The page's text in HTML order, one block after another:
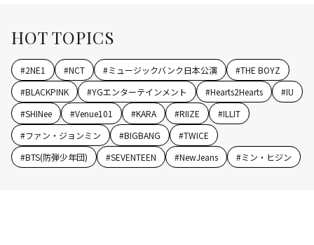
HOT TOPICS
#2NE1 #NCT #ミュージックバンク日本公演 #THE BOYZ
#BLACKPINK #YGエンターテインメント #Hearts2Hearts #IU
#SHINee #Venue101 #KARA #RIIZE #ILLIT
#ファン・ジョンミン #BIGBANG #TWICE
#BTS(防弾少年団) #SEVENTEEN #NewJeans #ミン・ヒジン